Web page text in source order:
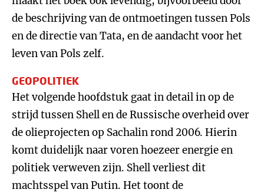
de beschrijving van de ontmoetingen tussen Pols
en de directie van Tata, en de aandacht voor het
leven van Pols zelf.
GEOPOLITIEK
Het volgende hoofdstuk gaat in detail in op de
strijd tussen Shell en de Russische overheid over
de olieprojecten op Sachalin rond 2006. Hierin
komt duidelijk naar voren hoezeer energie en
politiek verweven zijn. Shell verliest dit
machtsspel van Putin. Het toont de